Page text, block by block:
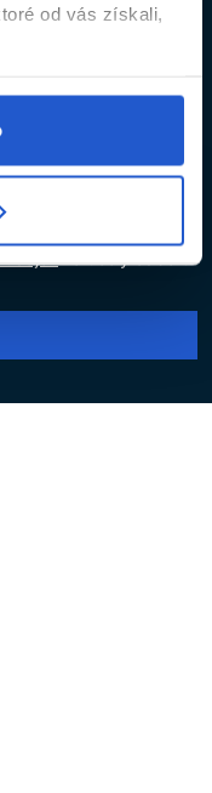
od vás získali,
ANI
kód na